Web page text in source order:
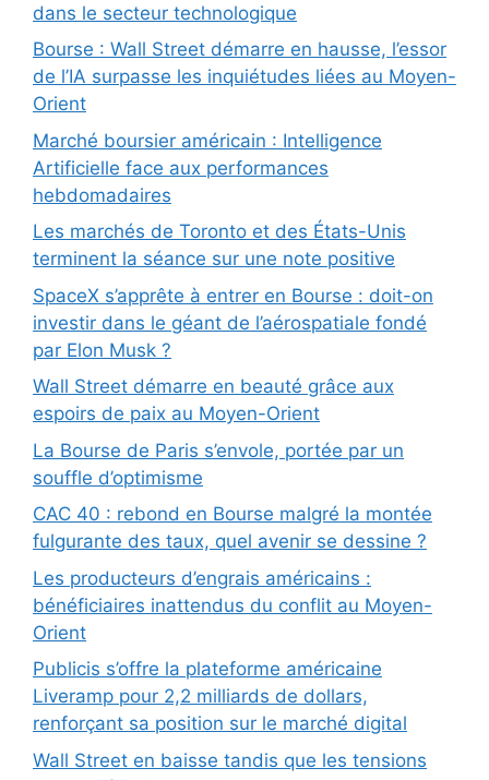
dans le secteur technologique
Bourse : Wall Street démarre en hausse, l’essor
de l’IA surpasse les inquiétudes liées au Moyen-
Orient
Marché boursier américain : Intelligence
Artificielle face aux performances
hebdomadaires
Les marchés de Toronto et des États-Unis
terminent la séance sur une note positive
SpaceX s’apprête à entrer en Bourse : doit-on
investir dans le géant de l’aérospatiale fondé
par Elon Musk ?
Wall Street démarre en beauté grâce aux
espoirs de paix au Moyen-Orient
La Bourse de Paris s’envole, portée par un
souffle d’optimisme
CAC 40 : rebond en Bourse malgré la montée
fulgurante des taux, quel avenir se dessine ?
Les producteurs d’engrais américains :
bénéficiaires inattendus du conflit au Moyen-
Orient
Publicis s’offre la plateforme américaine
Liveramp pour 2,2 milliards de dollars,
renforçant sa position sur le marché digital
Wall Street en baisse tandis que les tensions